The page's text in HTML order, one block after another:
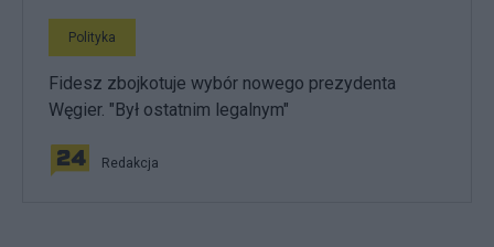
Polityka
Fidesz zbojkotuje wybór nowego prezydenta
Węgier. "Był ostatnim legalnym"
Redakcja